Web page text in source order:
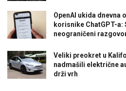
OpenAI ukida dnevna
korisnike ChatGPT-a:
neograničeni
Veliki preokret u
nadmašili električne
drži vrh